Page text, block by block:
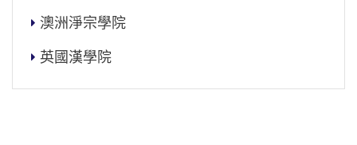
澳洲淨宗學院
英國漢學院